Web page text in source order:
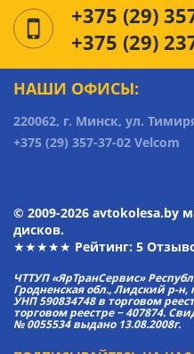
+375 (29)
+375 (29)
НАШИ ОФИСЫ:
220062, г. Минск, ул.
+375 (29) 357-37-02 Velcom
© 2009-2026 avtokolesa.by
дисков.
★★★★★ Рейтинг: 5
ЧТТУП «ЯрТранСервис»
Гродненская обл., Лидский р-
УНП 590834748 в торговом
торговом реестре − 407874.
№ 0055534 выдано 13.08.2008г.